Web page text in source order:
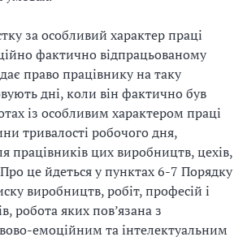
за особливий характер праці
фактично відпрацьованому
право працівнику на таку
дні, коли він фактично був
із особливим характером праці
тривалості робочого дня,
працівників цих виробництв, цехів,
це йдеться у пунктах 6-7 Порядку
виробництв, робіт, професій і
робота яких пов’язана з
емоційним та інтелектуальним